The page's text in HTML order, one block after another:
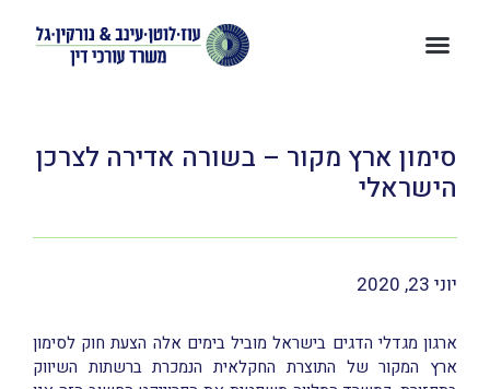
סימון ארץ מקור – בשורה אדירה לצרכן
הישראלי
יוני 23, 2020
ארגון מגדלי הדגים בישראל מוביל בימים אלה הצעת חוק לסימון
ארץ המקור של התוצרת החקלאית הנמכרת ברשתות השיווק